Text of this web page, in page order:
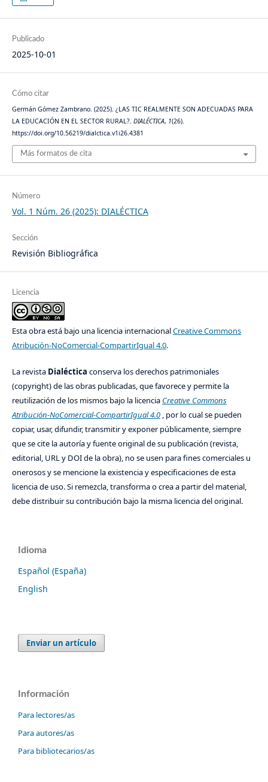
Publicado
2025-10-01
Cómo citar
Germán Gómez Zambrano. (2025). ¿LAS TIC REALMENTE SON ADECUADAS PARA
LA EDUCACIÓN EN EL SECTOR RURAL?. DIALÉCTICA, 1(26).
https://doi.org/10.56219/dialctica.v1i26.4381
Más formatos de cita
Número
Vol. 1 Núm. 26 (2025): DIALÉCTICA
Sección
Revisión Bibliográfica
Licencia
Esta obra está bajo una licencia internacionalCreative Commons
Atribución-NoComercial-CompartirIgual 4.0.
La revista Dialéctica conserva los derechos patrimoniales
(copyright) de las obras publicadas, que favorece y permite la
reutilización de los mismos bajo la licencia Creative Commons
Atribución-NoComercial-CompartirIgual 4.0, por lo cual se pueden
copiar, usar, difundir, transmitir y exponer públicamente, siempre
que se cite la autoría y fuente original de su publicación (revista,
editorial, URL y DOI de la obra), no se usen para fines comerciales u
onerosos y se mencione la existencia y especificaciones de esta
licencia de uso. Si remezcla, transforma o crea a partir del material,
debe distribuir su contribución bajo la misma licencia del original.
Idioma
Español (España)
English
Enviar un artículo
Información
Para lectores/as
Para autores/as
Para bibliotecarios/as